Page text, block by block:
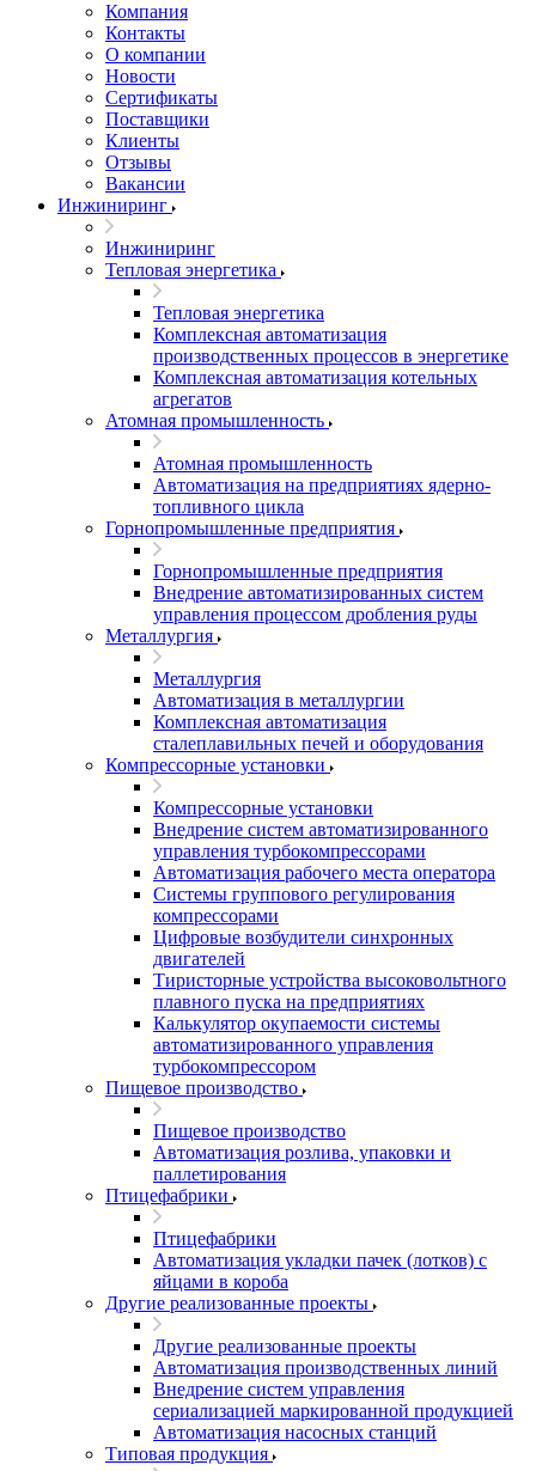
Компания
Контакты
О компании
Новости
Сертификаты
Поставщики
Клиенты
Отзывы
Вакансии
Инжиниринг
Инжиниринг
Тепловая энергетика
Тепловая энергетика
Комплексная автоматизация
производственных процессов в энергетике
Комплексная автоматизация котельных
агрегатов
Атомная промышленность
Атомная промышленность
Автоматизация на предприятиях ядерно-
топливного цикла
Горнопромышленные предприятия
Горнопромышленные предприятия
Внедрение автоматизированных систем
управления процессом дробления руды
Металлургия
Металлургия
Автоматизация в металлургии
Комплексная автоматизация
сталеплавильных печей и оборудования
Компрессорные установки
Компрессорные установки
Внедрение систем автоматизированного
управления турбокомпрессорами
Автоматизация рабочего места оператора
Системы группового регулирования
компрессорами
Цифровые возбудители синхронных
двигателей
Тиристорные устройства высоковольтного
плавного пуска на предприятиях
Калькулятор окупаемости системы
автоматизированного управления
турбокомпрессором
Пищевое производство
Пищевое производство
Автоматизация розлива, упаковки и
паллетирования
Птицефабрики
Птицефабрики
Автоматизация укладки пачек (лотков) с
яйцами в короба
Другие реализованные проекты
Другие реализованные проекты
Автоматизация производственных линий
Внедрение систем управления
сериализацией маркированной продукцией
Автоматизация насосных станций
Типовая продукция